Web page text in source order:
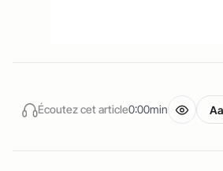
Écoutez cet article0:00min Aa